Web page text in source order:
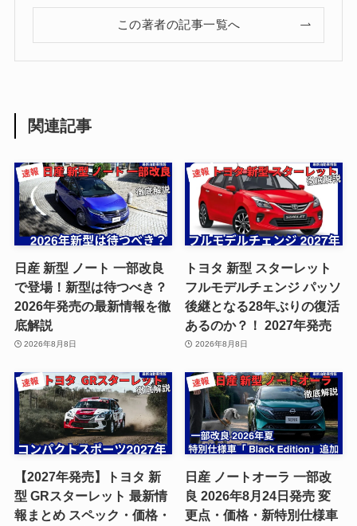
この著者の記事一覧へ
関連記事
日産 新型 ノート 一部改良
で登場！新型は待つべき？
2026年発売の最新情報を徹
底解説
2026年8月8日
トヨタ 新型 スターレット
フルモデルチェンジ パッソ
後継となる28年ぶりの復活
あるのか？！ 2027年発売
2026年8月8日
【2027年発売】トヨタ 新
型 GRスターレット 最新情
報まとめ スペック・価格・
日産 ノートオーラ 一部改
良 2026年8月24日発売 変
更点・価格・新特別仕様車